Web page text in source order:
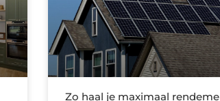
Zo haal je maximaal